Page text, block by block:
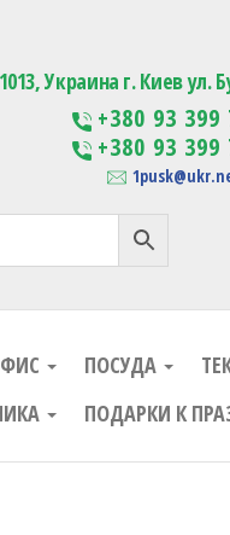
Изготовление
Украина г. Киев ул.
+380 93 399
+380 93 399
ПОСУДА
ПОДАРКИ К